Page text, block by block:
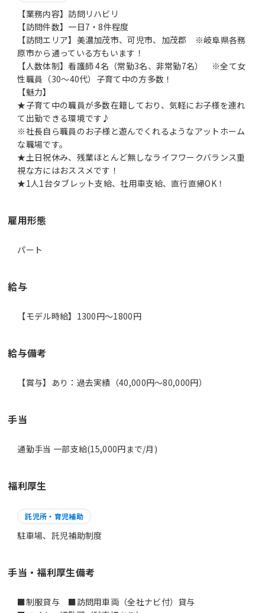
【業務内容】訪問リハビリ
【訪問件数】一日7・8件程度
【訪問エリア】美濃加茂市、可児市、加茂郡 ※岐阜県各務
原市から通っている方もいます！
【人数体制】看護師 4名（常勤3名、非常勤7名） ※全て女
性職員（30～40代）子育て中の方多数！
【魅力】
★子育て中の職員が多数在籍しており、気軽にお子様を連れ
て出勤できる環境です♪
※社長自ら職員のお子様と遊んでくれるようなアットホーム
な職場です。
★土日祝休み、残業ほとんど無しなライフワークバランス重
視な方にはおススメです！
★1人1台タブレット支給、社用車支給、直行直帰OK！
雇用形態
パート
給与
【モデル時給】1300円〜1800円
給与備考
【賞与】あり：過去実績（40,000円～80,000円）
手当
通勤手当 一部支給(15,000円まで/月)
福利厚生
託児所・育児補助
駐車場、託児補助制度
手当・福利厚生備考
■制服貸与 ■訪問用車両（全社ナビ付）貸与